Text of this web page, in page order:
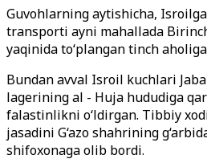
Guvohlarning aytishicha,
transporti ayni mahallada
yaqinida to‘plangan tinch
Bundan avval Isroil kuchlari
lagerining al - Huja hududiga
falastinlikni o‘ldirgan. Tibbiy
jasadini G‘azo shahrining
shifoxonaga olib bordi.